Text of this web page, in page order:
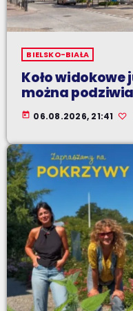
BIELSKO-BIAŁA
Koło widokowe
można
today 06.08.2026, 21:41